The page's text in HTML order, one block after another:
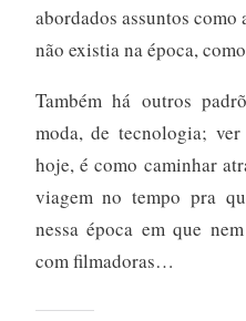
abordados assuntos
não existia na época,
Também há outros
moda, de tecnologia;
hoje, é como caminhar
viagem no tempo pra
nessa época em que
com filmadoras…